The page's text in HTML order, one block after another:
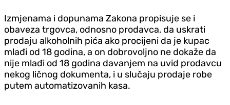
Izmjenama i dopunama Zakona propisuje se i
obaveza trgovca, odnosno prodavca, da uskrati
prodaju alkoholnih pića ako procijeni da je kupac
mlađi od 18 godina, a on dobrovoljno ne dokaže da
nije mlađi od 18 godina davanjem na uvid prodavcu
nekog ličnog dokumenta, i u slučaju prodaje robe
putem automatizovanih kasa.